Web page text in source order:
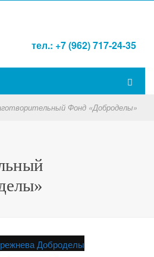
тел.: +7 (962) 717-24-35
Фонд «Доброделы»